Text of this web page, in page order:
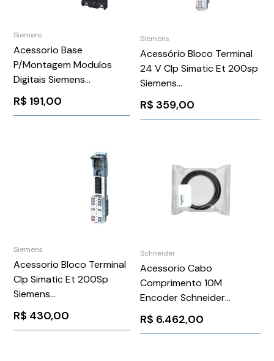
Siemens
Acessorio Base
P/Montagem Modulos
Digitais Siemens
3RK19010CA00
R$ 191,00
Siemens
Acessório Bloco Terminal
24 V Clp Simatic Et 200sp
Siemens
6ES71936BP000DA0
R$ 359,00
Siemens
Acessorio Bloco Terminal
Clp Simatic Et 200Sp
Siemens
6ES71936BP200DC0
R$ 430,00
Schneider
Acessorio Cabo
Comprimento 10M
Encoder Schneider
VW3M8102R100
R$ 6.462,00